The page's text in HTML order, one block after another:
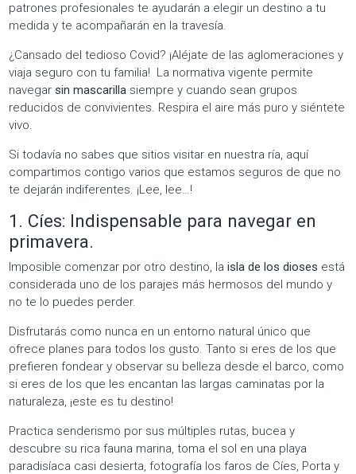
patrones profesionales te ayudarán a elegir un destino a tu
medida y te acompañarán en la travesía.
¿Cansado del tedioso Covid? ¡Aléjate de las aglomeraciones y
viaja seguro con tu familia! La normativa vigente permite
navegarsin mascarilla siempre y cuando sean grupos
reducidos de convivientes. Respira el aire más puro y siéntete
vivo.
Si todavía no sabes que sitios visitar en nuestra ría, aquí
compartimos contigo varios que estamos seguros de que no
te dejarán indiferentes. ¡Lee, lee…!
1. Cíes: Indispensable para navegar en
primavera.
Imposible comenzar por otro destino, laisla de los dioses está
considerada uno de los parajes más hermosos del mundo y
no te lo puedes perder.
Disfrutarás como nunca en un entorno natural único que
ofrece planes para todos los gusto. Tanto si eres de los que
prefieren fondear y observar su belleza desde el barco, como
si eres de los que les encantan las largas caminatas por la
naturaleza, ¡este es tu destino!
Practica senderismo por sus múltiples rutas, bucea y
descubre su rica fauna marina, toma el sol en una playa
paradisíaca casi desierta, fotografía los faros de Cíes, Porta y